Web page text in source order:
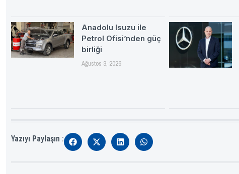
Anadolu Isuzu ile
Petrol Ofisi’nden güç
birliği
Ağustos 3, 2026
Yazıyı Paylaşın :